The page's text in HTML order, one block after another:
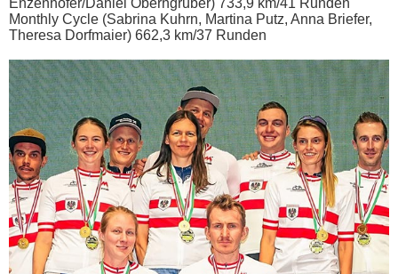
Enzenhofer/Daniel Oberngruber) 733,9 km/41 Runden
Monthly Cycle (Sabrina Kuhrn, Martina Putz, Anna Briefer,
Theresa Dorfmaier) 662,3 km/37 Runden